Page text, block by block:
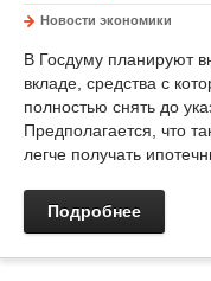
Новости экономики
В Госдуму планируют
вкладе, средства с
полностью снять до
Предполагается, что
легче получать
Подробнее